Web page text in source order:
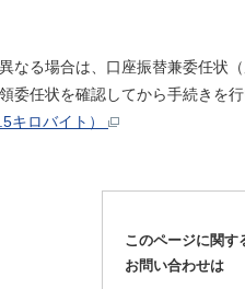
場合は、口座振替兼委任状（
状を確認してから手続きを行
キロバイト）
このページに関す
お問い合わせは